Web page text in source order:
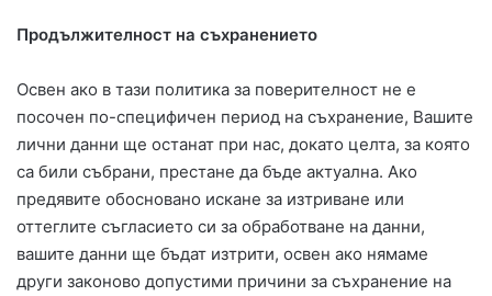
Продължителност на съхранението
Освен ако в тази политика за поверителност не е
посочен по-специфичен период на съхранение, Вашите
лични данни ще останат при нас, докато целта, за която
са били събрани, престане да бъде актуална. Ако
предявите обосновано искане за изтриване или
оттеглите съгласието си за обработване на данни,
вашите данни ще бъдат изтрити, освен ако нямаме
други законово допустими причини за съхранение на